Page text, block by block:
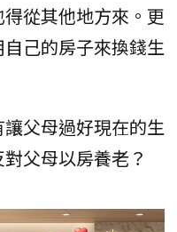
從其他地方來。更
己的房子來換錢生
父母過好現在的生
父母以房養老？